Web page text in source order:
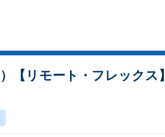
【リモート・フレックス】